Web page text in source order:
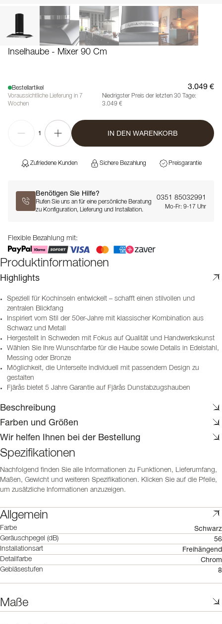
Inselhaube - Mixer 90 Cm
Bestellartikel
Voraussichtliche Lieferung in 7
Wochen
3.049 €
Niedrigster Preis der letzten 30 Tage:
3.049 €
1 IN DEN WARENKORB
Zufriedene Kunden Sichere Bezahlung Preisgarantie
Benötigen Sie Hilfe?
Rufen Sie uns an für eine persönliche Beratung
zu Konfiguration, Lieferung und Installation.
0351 85032991
Mo-Fr: 9-17 Uhr
Flexible Bezahlung mit:
Produktinformationen
Highlights
Speziell für Kochinseln entwickelt – schafft einen stilvollen und
zentralen Blickfang
Inspiriert vom Stil der 50er-Jahre mit klassischer Kombination aus
Schwarz und Metall
Hergestellt in Schweden mit Fokus auf Qualität und Handwerkskunst
Wählen Sie Ihre Wunschfarbe für die Haube sowie Details in Edelstahl,
Messing oder Bronze
Möglichkeit, die Unterseite individuell mit passendem Design zu
gestalten
Fjärås bietet 5 Jahre Garantie auf Fjärås Dunstabzugshauben
Beschreibung
Farben und Größen
Wir helfen Ihnen bei der Bestellung
Spezifikationen
Nachfolgend finden Sie alle Informationen zu Funktionen, Lieferumfang,
Maßen, Gewicht und weiteren Spezifikationen. Klicken Sie auf die Pfeile,
um zusätzliche Informationen anzuzeigen.
Allgemein
Farbe Schwarz
Geräuschpegel (dB) 56
Installationsart Freihängend
Detailfarbe Chrom
Gebläsestufen 8
Maße